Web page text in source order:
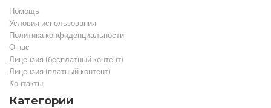
Помощь
Условия использования
Политика конфиденциальности
О нас
Лицензия (бесплатный контент)
Лицензия (платный контент)
Контакты
Категории